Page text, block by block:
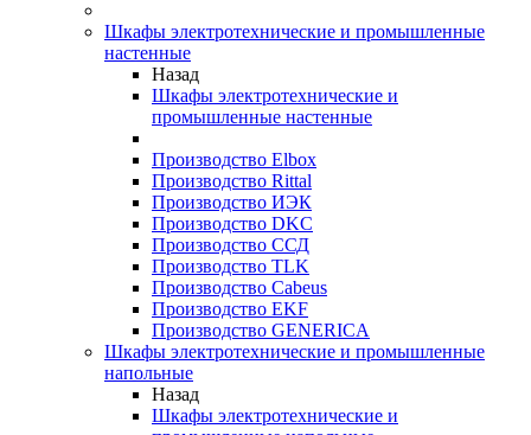
Шкафы электротехнические и промышленные
настенные
Назад
Шкафы электротехнические и
промышленные настенные
Производство Elbox
Производство Rittal
Производство ИЭК
Производство DKC
Производство ССД
Производство TLK
Производство Cabeus
Производство EKF
Производство GENERICA
Шкафы электротехнические и промышленные
напольные
Назад
Шкафы электротехнические и